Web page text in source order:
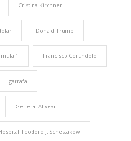
Cristina Kirchner
Donald Trump
1 Francisco Cerúndolo
garrafa
General ALvear
Teodoro J. Schestakow